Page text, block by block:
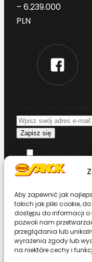
Aby zapewnić jak
takich jak pliki cookie,
dostępu do informacji o
pozwoli nam
przeglądania lub
wyrażenia zgody lub
na niektóre cechy i
– 6.239.000
PLN
warunki
Chcesz
Design
Przewiń